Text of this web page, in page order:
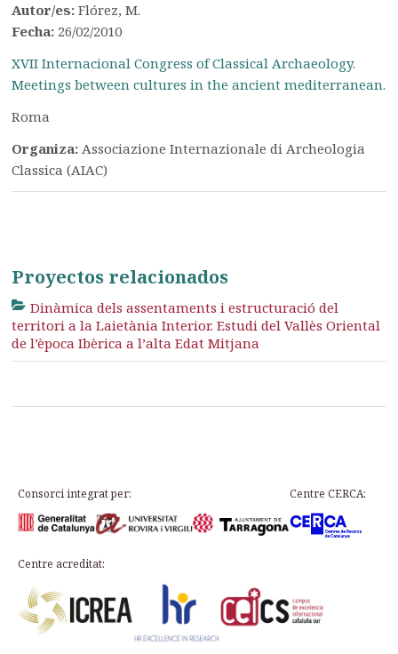
Autor/es:Flórez, M.
Fecha: 26/02/2010
XVII Internacional Congress of Classical Archaeology.
Meetings between cultures in the ancient mediterranean.
Roma
Organiza:Associazione Internazionale di Archeologia
Classica (AIAC)
Proyectos relacionados
Dinàmica dels assentaments i estructuració del
territori a la Laietània Interior. Estudi del Vallès Oriental
de l’època Ibèrica a l’alta Edat Mitjana
Consorci integrat per: Centre CERCA:
Centre acreditat: